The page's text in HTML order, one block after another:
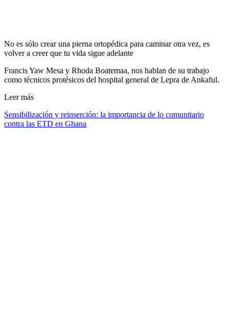
No es sólo crear una pierna ortopédica para caminar otra vez, es
volver a creer que tu vida sigue adelante
Francis Yaw Mesa y Rhoda Boatemaa, nos hablan de su trabajo
como técnicos protésicos del hospital general de Lepra de Ankaful.
Leer más
Sensibilización y reinserción: la importancia de lo comunitario
contra las ETD en Ghana